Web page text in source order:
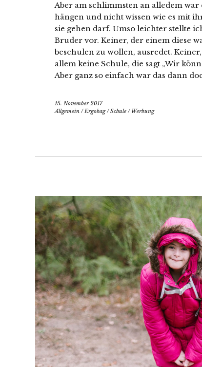
Aber am schlimmsten an alledem
hängen und nicht wissen wie es mit
sie gehen darf. Umso leichter stellte
Bruder vor. Keiner, der einem diese
beschulen zu wollen, ausredet.
allem keine Schule, die sagt „Wir
Aber ganz so einfach war das dann
15. November 2017
Allgemein /Ergobag/Schule / Werbung